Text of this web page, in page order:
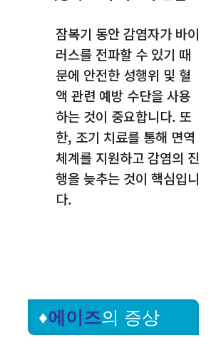
잠복기 동안 감염자가 바이
러스를 전파할 수 있기 때
문에 안전한 성행위 및 혈
액 관련 예방 수단을 사용
하는 것이 중요합니다. 또
한, 조기 치료를 통해 면역
체계를 지원하고 감염의 진
행을 늦추는 것이 핵심입니
다.
♦에이즈의 증상